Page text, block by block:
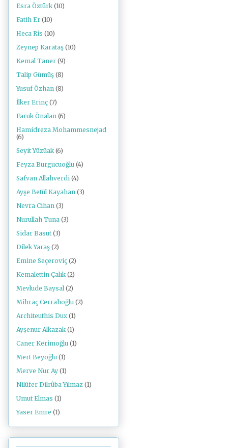
Esra Öztürk (10)
Fatih Er (10)
Heca Ris (10)
Zeynep Karataş (10)
Kemal Taner (9)
Talip Gümüş (8)
Yusuf Özhan (8)
İlker Erinç (7)
Faruk Önalan (6)
Hamidreza Mohammesnejad
(6)
Seyit Yüzüak (6)
Feyza Burgucuoğlu (4)
Safvan Allahverdi (4)
Ayşe Betül Kayahan (3)
Nevra Cihan (3)
Nurullah Tuna (3)
Sidar Basut (3)
Dilek Yaraş (2)
Emine Seçeroviç (2)
Kemalettin Çalık (2)
Mevlude Baysal (2)
Mihraç Cerrahoğlu (2)
Architeuthis Dux (1)
Ayşenur Alkazak (1)
Caner Kerimoğlu (1)
Mert Beyoğlu (1)
Merve Nur Ay (1)
Nilüfer Dilrûba Yılmaz (1)
Umut Elmas (1)
Yaser Emre (1)